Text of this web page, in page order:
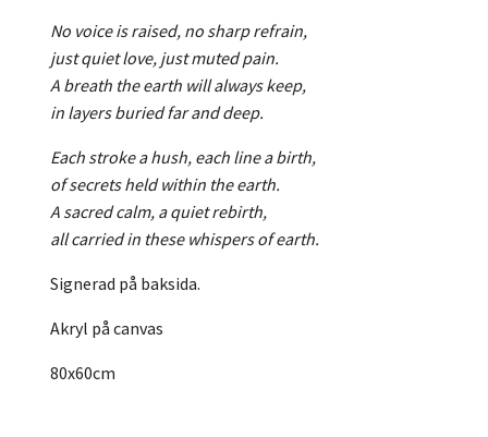
No voice is raised, no sharp refrain,
just quiet love, just muted pain.
A breath the earth will always keep,
in layers buried far and deep.
Each stroke a hush, each line a birth,
of secrets held within the earth.
A sacred calm, a quiet rebirth,
all carried in these whispers of earth.
Signerad på baksida.
Akryl på canvas
80x60cm